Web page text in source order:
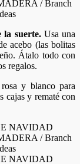
la suerte.Usa una
acebo (las bolitas
Átalo todo con
regalos.
y blanco para
cajas y rematé con